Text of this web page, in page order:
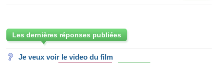
Les dernières réponses publiées
Je veux voir le video du film